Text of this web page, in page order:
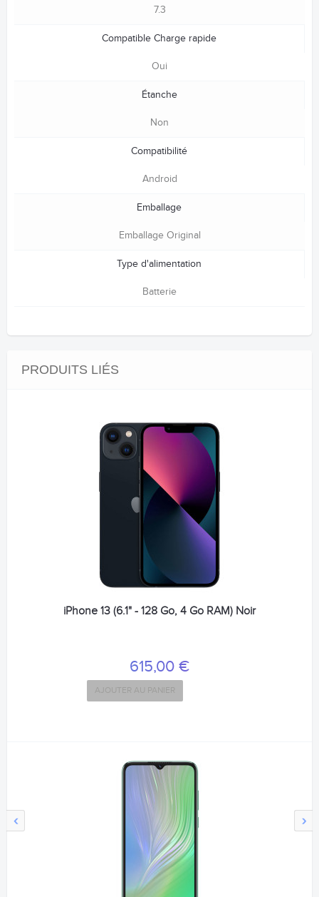
7.3
Compatible Charge rapide
Oui
Étanche
Non
Compatibilité
Android
Emballage
Emballage Original
Type d'alimentation
Batterie
PRODUITS LIÉS
‹ ›
iPhone 13 (6.1" - 128 Go, 4 Go RAM) Noir
615,00 €
AJOUTER AU PANIER